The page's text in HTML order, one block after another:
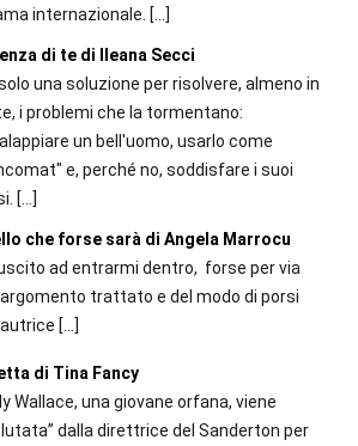
internazionale. […]
di te di Ileana Secci
una soluzione per risolvere, almeno in
i problemi che la tormentano:
un bell'uomo, usarlo come
e, perché no, soddisfare i suoi
[…]
che forse sarà di Angela Marrocu
ad entrarmi dentro, forse per via
trattato e del modo di porsi
[…]
di Tina Fancy
Wallace, una giovane orfana, viene
dalla direttrice del Sanderton per